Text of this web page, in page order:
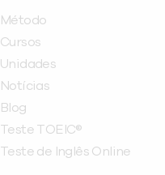
Método
Cursos
Unidades
Notícias
Blog
Teste TOEIC®
Teste de Inglês Online